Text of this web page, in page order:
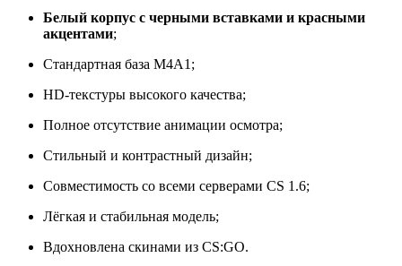
Белый корпус с черными вставками и красными
акцентами;
Стандартная база M4A1;
HD-текстуры высокого качества;
Полное отсутствие анимации осмотра;
Стильный и контрастный дизайн;
Совместимость со всеми серверами CS 1.6;
Лёгкая и стабильная модель;
Вдохновлена скинами из CS:GO.